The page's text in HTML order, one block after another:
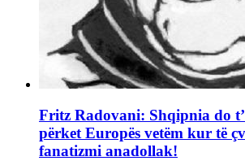
Fritz Radovani: Shqipnia do
përket Europës vetëm kur të
fanatizmi anadollak!